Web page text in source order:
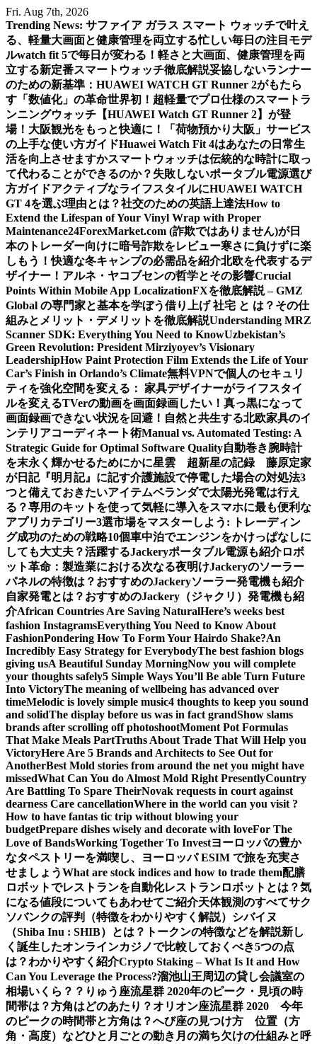
Skip
to
content
Fri. Aug 7th, 2026
Trending News: サファイア ガラス スマート ウォッチで叶え
る、軽量大画面と健康管理を両立する忙しい毎日の注目モデ
ルwatch fit 5で毎日が変わる！軽さと大画面、健康管理を両
立する新定番スマートウォッチ徹底解説妥協しないランナー
のための新基準：HUAWEI WATCH GT Runner 2がもたら
す「数値化」の革命世界初！超軽量でプロ仕様のスマートラ
ンニングウォッチ【HUAWEI Watch GT Runner 2】が登
場！ 大阪観光をもっと快適に！「荷物預かり大阪」サービス
の上手な使い方ガイドHuawei Watch Fit 4はあなたの日常生
活を向上させますかスマートウォッチは伝統的な時計に取っ
て代わることができるのか？ 失敗しないポータブル電源選び
方ガイドアクティブなライフスタイルにHUAWEI WATCH
GT 4を選ぶ理由とは？社交のための英語上達法How to
Extend the Lifespan of Your Vinyl Wrap with Proper
Maintenance24ForexMarket.com (詐欺ではありません)が日
本のトレーダー向けに暗号詐欺をレビュー寒さに負けずに楽
しもう！快適な冬キャンプの必需品を紹介北欧を代表するデ
ザイナー！アルネ・ヤコブセンの哲学とその影響Crucial
Points Within Mobile App LocalizationFXを徹底解説 – GMZ
Global の専門家と基本を学ぼう借り上げ 社宅 と は？その仕
組みとメリット・デメリットを徹底解説Understanding MRZ
Scanner SDK: Everything You Need to KnowUzbekistan’s
Green Revolution: President Mirziyoyev’s Visionary
LeadershipHow Paint Protection Film Extends the Life of Your
Car’s Finish in Orlando’s Climate無料VPNで個人のセキュリ
ティを強化空間を変える： 家具デザイナーがライフスタイ
ルを変えるTVerの動画を画面録画したい！真っ黒になって
画面録画できない状況を回避！ 自然と共生する北欧家具のイ
ンテリアコーディネート術Manual vs. Automated Testing: A
Strategic Guide for Optimal Software Quality自動巻き腕時計
を末永く輝かせるためにかに星雲 超新星の記録 藤原定家
が日記『明月記』に記す介護施設で停電した場合の対処法3
つと備えておきたいアイテムベランダで太陽光発電は行え
る？専用のキットを使って気軽に導入をスマホに最も便利な
アプリカテゴリー3選市場をマスターしよう: トレーディン
グ成功のための戦略10個車中泊でエンジンをかけっぱなしに
しても大丈夫？活躍するJackeryポータブル電源も紹介ロボ
ット革命：製造業における次なる夜明けJackeryのソーラー
パネルの特徴は？おすすめのJackeryソーラー発電機も紹介
自家発電とは？おすすめのJackery（ジャクリ）発電機も紹
介African Countries Are Saving NaturalHere’s weeks best
fashion InstagramsEverything You Need to Know About
FashionPondering How To Form Your Hairdo Shake?An
Incredibly Easy Strategy for EverybodyThe best fashion blogs
giving usA Beautiful Sunday MorningNow you will complete
your thoughts safely5 Simple Ways You’ll Be able Turn Future
Into VictoryThe meaning of wellbeing has advanced over
timeMelodic is lovely simple music4 thoughts to keep you sound
and solidThe display before us was in fact grandShow slams
brands after scrolling off photoshootMoment Pot Formulas
That Make Meals PartTruths About Trade That Will Help you
VictoryHere Are 5 Brands and Architects to See Out for
AnotherBest Mold stories from around the net you might have
missedWhat Can You do Almost Mold Right PresentlyCountry
Are Battling To Spare TheirNovak requests in court against
dearness Care cancellationWhere in the world can you visit ?
How to have fantas tic trip without blowing your
budgetPrepare dishes wisely and decorate with loveFor The
Love of BandsWorking Together To Investヨーロッパの豊か
なタペストリーを満喫し、ヨーロッパ ESIM で旅を充実さ
せましょうWhat are stock indices and how to trade them配膳
ロボットでレストランを自動化レストランロボットとは？気
になる値段についてもあわせてご紹介天体観測のすべてサク
ソバンクの評判（特徴をわかりやすく解説） シバイヌ
（Shiba Inu : SHIB）とは？トークンの特徴などを解説新し
く誕生したオンラインカジノで比較しておくべき5つの点
は？わかりやすく紹介Crypto Staking – What Is It and How
Can You Leverage the Process?溜池山王周辺の貸し会議室の
相場いくら？？ りゅう座流星群 2020年のピーク・見頃の時
間帯は？方角はどのあたり？オリオン座流星群 2020 今年
のピークの時間帯と方角は？へび座の見つけ方 位置（方
角・高度）などひと月ごとの動き 月の満ち欠けの仕組みと呼